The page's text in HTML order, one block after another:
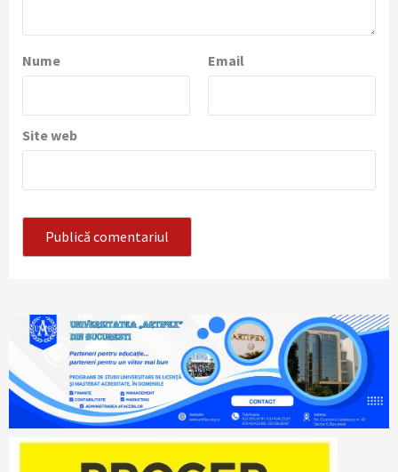
Nume Email
Site web